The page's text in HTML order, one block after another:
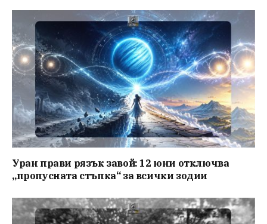
Уран прави рязък завой: 12 юни отключва
„пропусната стъпка“ за всички зодии